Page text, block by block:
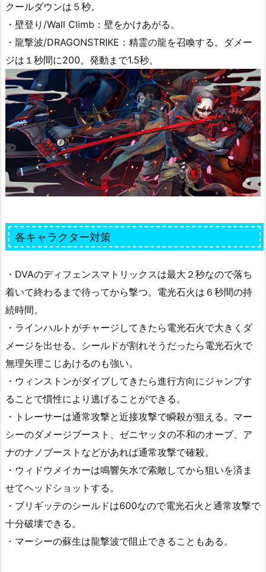
クールダウンは５秒。
・壁登り/Wall Climb：壁をかけあがる。
・龍撃波/DRAGONSTRIKE：精霊の龍を召喚する。ダメー
ジは１秒間に200。発動まで1.5秒。
各キャラクター対策
・DVAのディフェンスマトリックスは最大２秒なので落ち
着いて終わるまで待ってから撃つ。電光石火は６秒間の持
続時間。
・ラインハルトがチャージしてきたら電光石火で大きくダ
メージを出せる。シールドが割れそうだったら電光石火で
無理矢理こじあけるのも強い。
・ウィンストンがダイブしてきたら進行方向にジャンプす
ることで慣性により逃げることができる。
・トレーサーは通常攻撃と近接攻撃で瞬殺が狙える。マー
シーのダメージブースト、ゼニヤッタの不和のオーブ、ア
ナのナノブーストなどがあれば通常攻撃で確殺。
・ウィドウメイカーは鳴響矢水で索敵してから狙いを済ま
せてヘッドショットする。
・ブリギッテのシールドは600なので電光石火と通常攻撃で
十分破壊できる。
・マーシーの蘇生は龍撃波で阻止できることもある。